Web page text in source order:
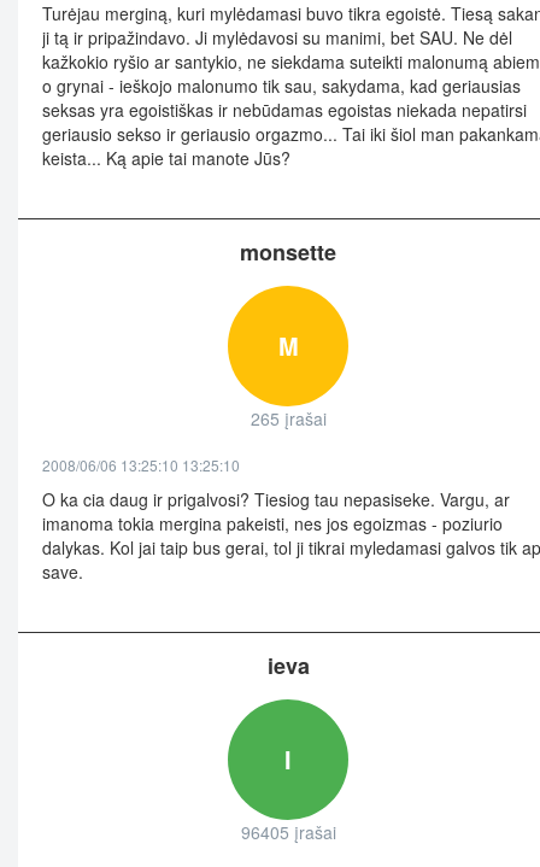
Turėjau merginą, kuri mylėdamasi buvo tikra egoistė. Tiesą
ji tą ir pripažindavo. Ji mylėdavosi su manimi, bet SAU. Ne dėl
kažkokio ryšio ar santykio, ne siekdama suteikti malonumą
o grynai - ieškojo malonumo tik sau, sakydama, kad geriausias
seksas yra egoistiškas ir nebūdamas egoistas niekada nepatirsi
geriausio sekso ir geriausio orgazmo... Tai iki šiol man
keista... Ką apie tai manote Jūs?
monsette
M
265 įrašai
2008/06/06 13:25:10 13:25:10
O ka cia daug ir prigalvosi? Tiesiog tau nepasiseke. Vargu, ar
imanoma tokia mergina pakeisti, nes jos egoizmas - poziurio
dalykas. Kol jai taip bus gerai, tol ji tikrai myledamasi galvos tik
save.
ieva
I
96405 įrašai